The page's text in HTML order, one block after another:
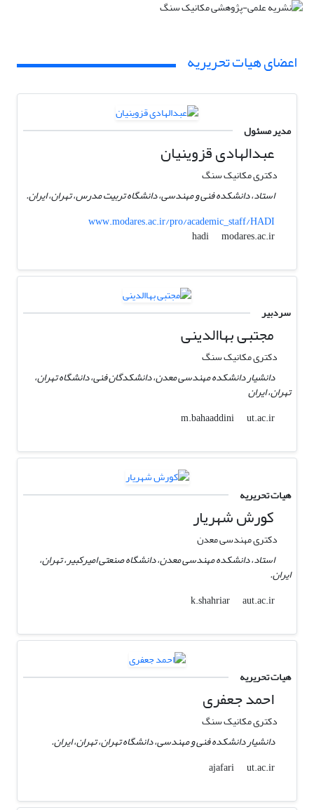
اعضای هیات تحریریه
مدیر مسئول
عبدالهادی قزوینیان
دکتری مکانیک سنگ
استاد، دانشکده فنی و مهندسی، دانشگاه تربیت مدرس، تهران، ایران.
www.modares.ac.ir/pro/academic_staff/HADI
hadi
modares.ac.ir
سردبیر
مجتبی بهاالدینی
دکتری مکانیک سنگ
دانشیار دانشکده مهندسی معدن، دانشکدگان فنی، دانشگاه تهران،
تهران، ایران
m.bahaaddini
ut.ac.ir
هیات تحریریه
کورش شهریار
دکتری مهندسی معدن
استاد، دانشکده مهندسی معدن، دانشگاه صنعتی امیرکبیر، تهران،
ایران.
k.shahriar
aut.ac.ir
هیات تحریریه
احمد جعفری
دکتری مکانیک سنگ
دانشیار دانشکده فنی و مهندسی، دانشگاه تهران، تهران، ایران.
ajafari
ut.ac.ir